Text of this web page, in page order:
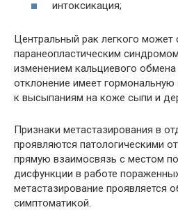
интоксикация;
Центральный рак легкого может
паранеопластическим
изменением кальциевого обмена
отклонение имеет
к высыпаниям на коже сыпи и
Признаки метастазирования в
проявляются патологическими
прямую взаимосвязь с местом
дисфункции в работе
метастазирование проявляется
симптоматикой.